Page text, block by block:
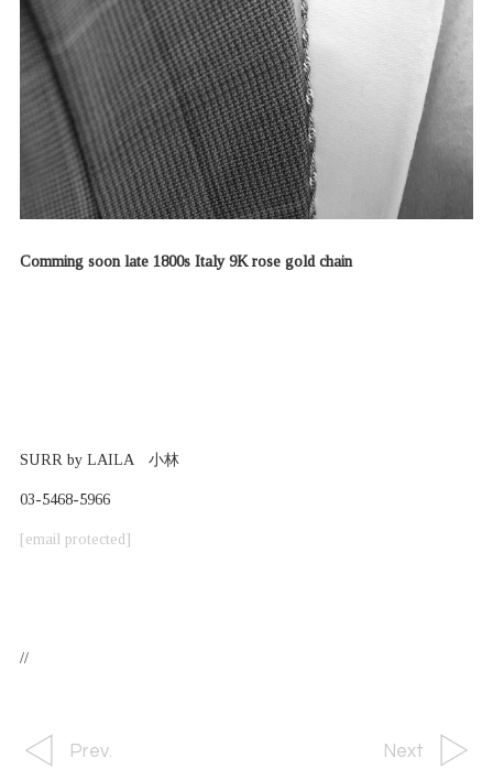
Comming soon late 1800s Italy 9K rose gold chain
SURR by LAILA 小林
03-5468-5966
[email protected]
//
Prev. Next